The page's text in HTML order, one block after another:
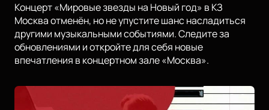
Концерт «Мировые звезды на Новый год» в КЗ
Москва отменён, но не упустите шанс насладиться
другими музыкальными событиями. Следите за
обновлениями и откройте для себя новые
впечатления в концертном зале «Москва».